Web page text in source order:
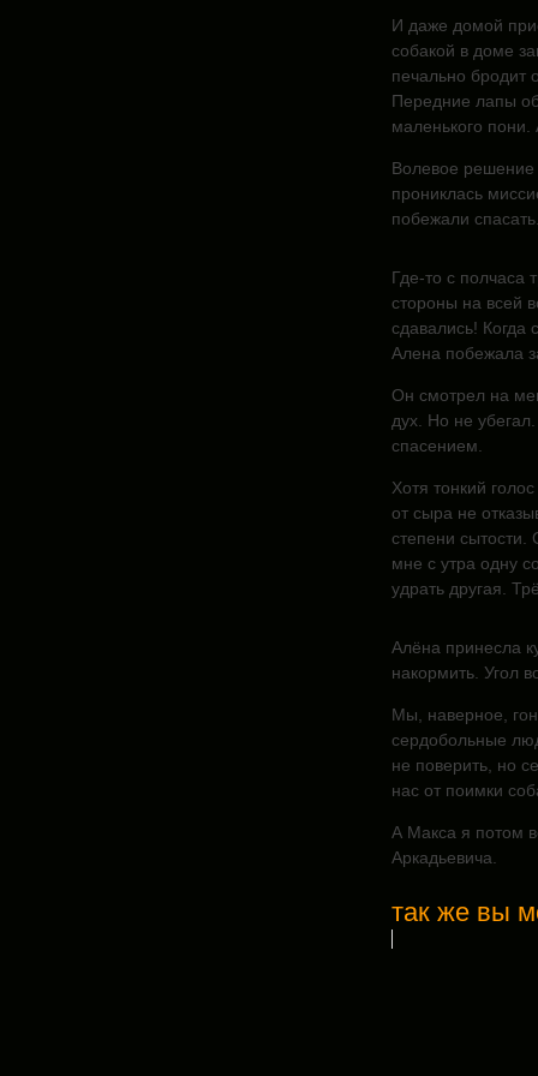
И даже домой
собакой в доме
печально бродит
Передние лапы
маленького
Волевое решение
прониклась
побежали
Где-то с полчаса
стороны на всей
сдавались! Когда
Алена побежала
Он смотрел на
дух. Но не
спасением.
Хотя тонкий
от сыра не
степени сытости.
мне с утра одну
удрать другая.
Алёна принесла
накормить. Угол
Мы, наверное,
сердобольные
не поверить, но
нас от поимки
А Макса я потом
Аркадьевича.
так же вы